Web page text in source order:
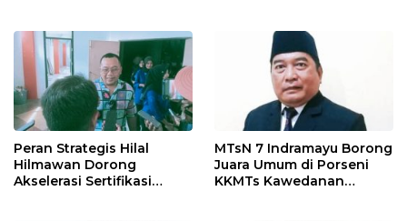
Pekanbaru!
Peran Strategis Hilal
Hilmawan Dorong
Akselerasi Sertifikasi
MTsN 7 Indramayu Borong
Juara Umum di Porseni
KKMTs Kawedanan